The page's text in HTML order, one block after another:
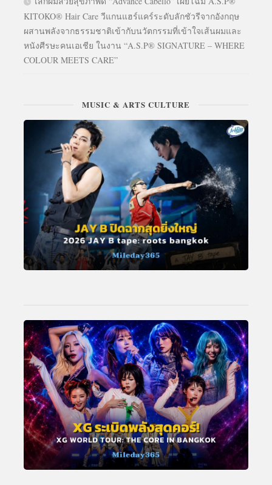
KITOKO® Hair Care วีแกนแฮร์แคร์ระดับลักชัวรีจากอังกฤษ
ผสานพลังจากธรรมชาติเข้ากับนวัตกรรมที่เข้าใจเส้นผมและ
หนังศีรษะคนเอเชีย ในงาน “A.S.P® SIGNATURE – WHERE
COLOUR MEETS CARE”
MUSIC & ARTS CULTURE